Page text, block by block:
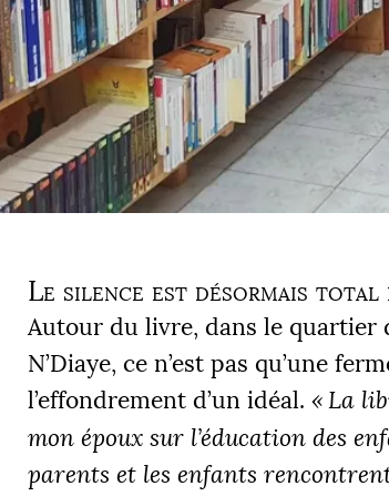
Le silence est désormais
Autour du livre, dans le quartier
N’Diaye, ce n’est pas qu’une
l’effondrement d’un idéal. «La
mon époux sur l’éducation des
parents et les enfants